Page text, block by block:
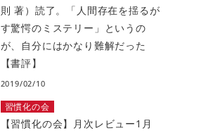
則 著）読了。「人間存在を揺るが
す驚愕のミステリー」というの
が、自分にはかなり難解だった
【書評】
2019/02/10
習慣化の会
【習慣化の会】月次レビュー1月